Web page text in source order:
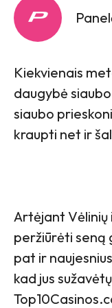
Kiekvienais
daugybė
siaubo
kraupti net ir
Artėjant Vėlinių
peržiūrėti seną
pat ir
kad jus